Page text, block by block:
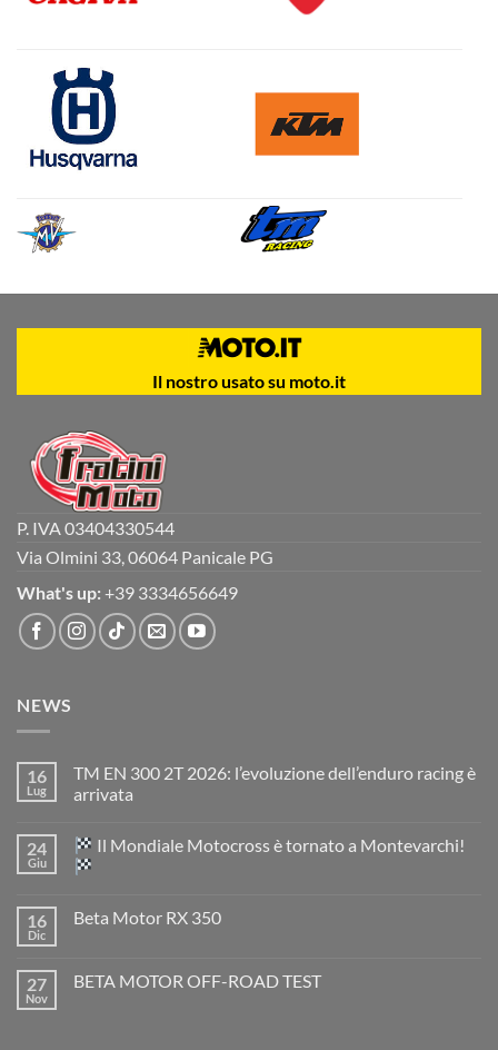
Il nostro usato su moto.it
P. IVA 03404330544
Via Olmini 33, 06064 Panicale PG
What's up: +39 3334656649
NEWS
16
Lug
TM EN 300 2T 2026: l’evoluzione dell’enduro racing è
arrivata
su
TM
EN
2026:
è
arrivata
24
Giu
Il Mondiale Motocross è tornato a Montevarchi!
su
Motocross
è
16
Dic
Beta Motor RX 350
Beta
27
Nov
BETA MOTOR OFF-ROAD TEST